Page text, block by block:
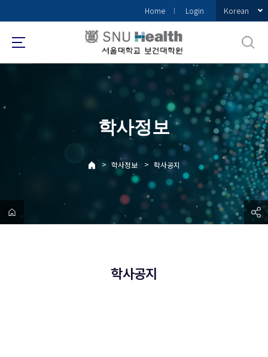
로
메
Home Login Korean
학사정보
> 학사정보 > 학사공지
학사공지